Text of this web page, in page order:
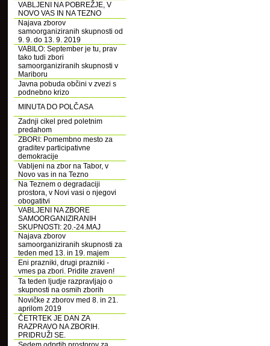
VABLJENI NA POBREŽJE, V
NOVO VAS IN NA TEZNO
Najava zborov
samoorganiziranih skupnosti od
9. 9. do 13. 9. 2019
VABILO: September je tu, prav
tako tudi zbori
samoorganiziranih skupnosti v
Mariboru
Javna pobuda občini v zvezi s
podnebno krizo
MINUTA DO POLČASA
Zadnji cikel pred poletnim
predahom
ZBORI: Pomembno mesto za
graditev participativne
demokracije
Vabljeni na zbor na Tabor, v
Novo vas in na Tezno
Na Teznem o degradaciji
prostora, v Novi vasi o njegovi
obogatitvi
VABLJENI NA ZBORE
SAMOORGANIZIRANIH
SKUPNOSTI: 20.-24.MAJ
Najava zborov
samoorganiziranih skupnosti za
teden med 13. in 19. majem
Eni prazniki, drugi prazniki -
vmes pa zbori. Pridite zraven!
Ta teden ljudje razpravljajo o
skupnosti na osmih zborih
Novičke z zborov med 8. in 21.
aprilom 2019
ČETRTEK JE DAN ZA
RAZPRAVO NA ZBORIH.
PRIDRUŽI SE.